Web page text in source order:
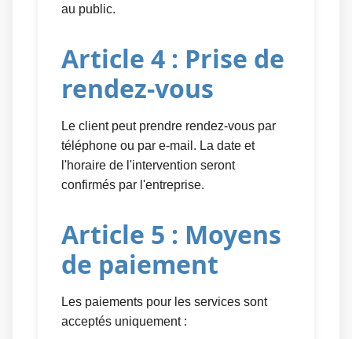
au public.
Article 4 : Prise de
rendez-vous
Le client peut prendre rendez-vous par
téléphone ou par e-mail. La date et
l'horaire de l'intervention seront
confirmés par l'entreprise.
Article 5 : Moyens
de paiement
Les paiements pour les services sont
acceptés uniquement :